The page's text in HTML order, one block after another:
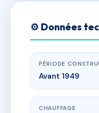
⚙️ Données
PÉRIODE
Avant 1949
CHAUFFAGE